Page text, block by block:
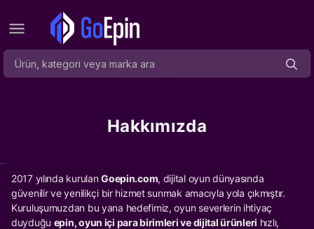
Hakkımızda
2017 yılında kurulanGoepin.com, dijital oyun dünyasında
güvenilir ve yenilikçi bir hizmet sunmak amacıyla yola çıkmıştır.
Kuruluşumuzdan bu yana hedefimiz, oyun severlerin ihtiyaç
duyduğu epin, oyun içi para birimleri ve dijital ürünleri hızlı,